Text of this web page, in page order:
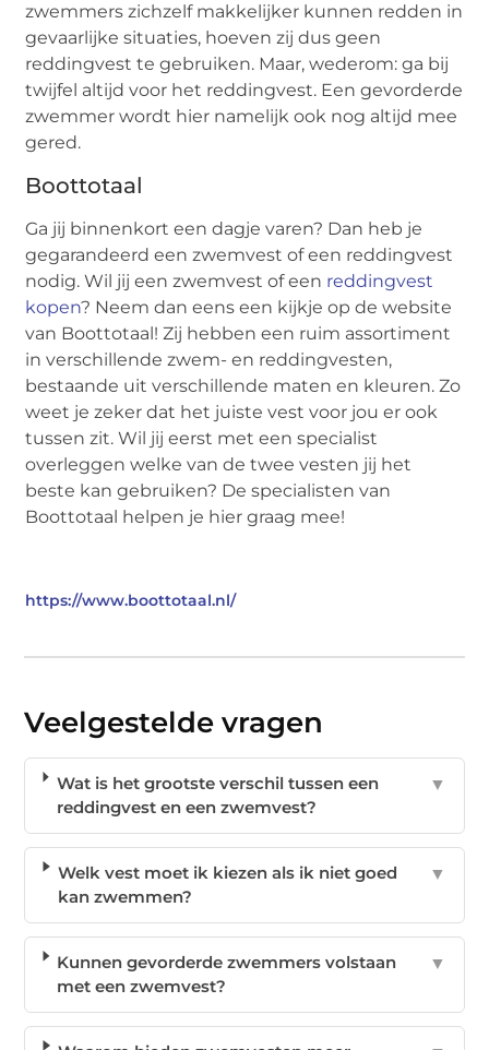
zwemmers zichzelf makkelijker kunnen redden in
gevaarlijke situaties, hoeven zij dus geen
reddingvest te gebruiken. Maar, wederom: ga bij
twijfel altijd voor het reddingvest. Een gevorderde
zwemmer wordt hier namelijk ook nog altijd mee
gered.
Boottotaal
Ga jij binnenkort een dagje varen? Dan heb je
gegarandeerd een zwemvest of een reddingvest
nodig. Wil jij een zwemvest of een reddingvest
kopen? Neem dan eens een kijkje op de website
van Boottotaal! Zij hebben een ruim assortiment
in verschillende zwem- en reddingvesten,
bestaande uit verschillende maten en kleuren. Zo
weet je zeker dat het juiste vest voor jou er ook
tussen zit. Wil jij eerst met een specialist
overleggen welke van de twee vesten jij het
beste kan gebruiken? De specialisten van
Boottotaal helpen je hier graag mee!
https://www.boottotaal.nl/
Veelgestelde vragen
Wat is het grootste verschil tussen een
reddingvest en een zwemvest?
▼
Welk vest moet ik kiezen als ik niet goed
kan zwemmen?
▼
Kunnen gevorderde zwemmers volstaan
met een zwemvest?
▼